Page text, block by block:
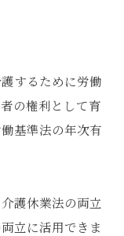
するために労働
の権利として育
基準法の年次有
護休業法の両立
立に活用できま